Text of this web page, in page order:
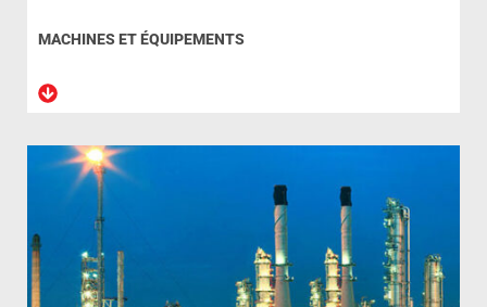
MACHINES ET ÉQUIPEMENTS